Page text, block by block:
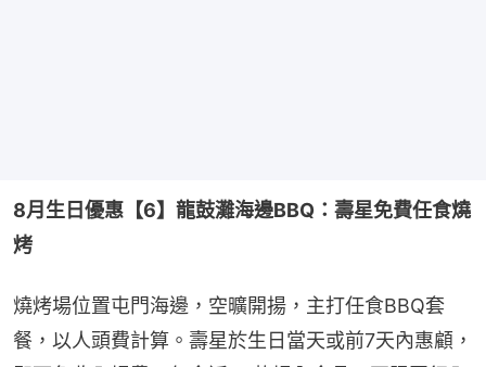
8月生日優惠【6】龍鼓灘海邊BBQ：壽星免費任食燒
烤
燒烤場位置屯門海邊，空曠開揚，主打任食BBQ套
餐，以人頭費計算。壽星於生日當天或前7天內惠顧，